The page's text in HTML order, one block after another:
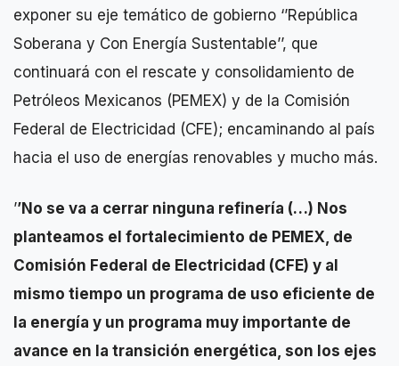
exponer su eje temático de gobierno ‘’República
Soberana y Con Energía Sustentable’’, que
continuará con el rescate y consolidamiento de
Petróleos Mexicanos (PEMEX) y de la Comisión
Federal de Electricidad (CFE); encaminando al país
hacia el uso de energías renovables y mucho más.
’’No se va a cerrar ninguna refinería (…) Nos
planteamos el fortalecimiento de PEMEX, de
Comisión Federal de Electricidad (CFE) y al
mismo tiempo un programa de uso eficiente de
la energía y un programa muy importante de
avance en la transición energética, son los ejes